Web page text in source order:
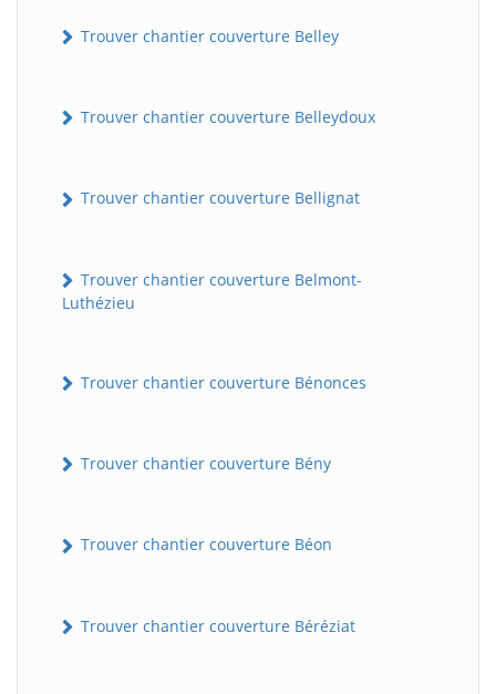
Trouver chantier couverture Belley
Trouver chantier couverture Belleydoux
Trouver chantier couverture Bellignat
Trouver chantier couverture Belmont-
Luthézieu
Trouver chantier couverture Bénonces
Trouver chantier couverture Bény
Trouver chantier couverture Béon
Trouver chantier couverture Béréziat